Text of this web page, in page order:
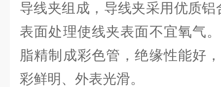
导线夹组成，导线夹采用优质
表面处理使线夹表面不宜氧气
脂精制成彩色管，绝缘性能好
彩鲜明、外表光滑。